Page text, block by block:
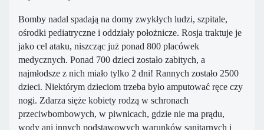
Bomby nadal spadają na domy zwykłych ludzi, szpitale,
ośrodki pediatryczne i oddziały położnicze. Rosja traktuje je
jako cel ataku, niszcząc już ponad 800 placówek
medycznych. Ponad 700 dzieci zostało zabitych, a
najmłodsze z nich miało tylko 2 dni! Rannych zostało 2500
dzieci. Niektórym dzieciom trzeba było amputować ręce czy
nogi. Zdarza sięże kobiety rodzą w schronach
przeciwbombowych, w piwnicach, gdzie nie ma prądu,
wody ani innych podstawowych warunków sanitarnych i